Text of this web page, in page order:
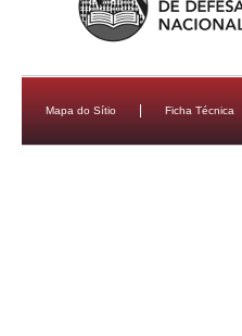
Mapa do Sítio Ficha Técnica